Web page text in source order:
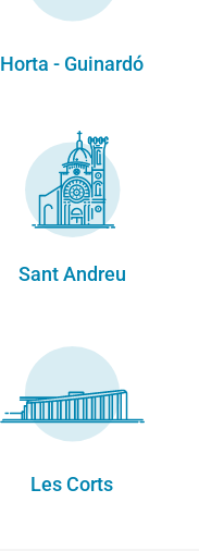
Horta - Guinardó
Sant Andreu
Les Corts